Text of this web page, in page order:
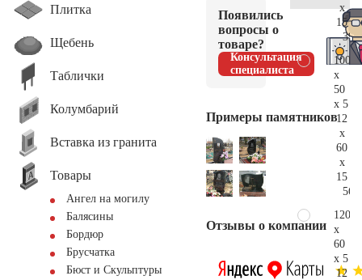
Плитка
Щебень
Таблички
Колумбарий
Вставка из гранита
Товары
Ангел на могилу
Балясины
Бордюр
Брусчатка
Бюст и Скульптуры
Появились
вопросы о
товаре?
Консультация
специалиста
Примеры памятников
Отзывы о компании
x
15
100
x
50
x 5
12
x
60
x
15
120
x
60
x 5
12